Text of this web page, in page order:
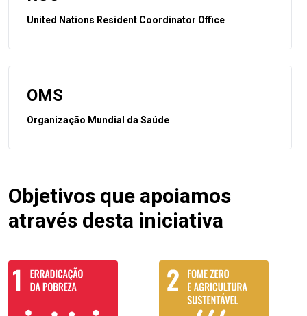
United Nations Resident Coordinator Office
OMS
Organização Mundial da Saúde
Objetivos que apoiamos
através desta iniciativa